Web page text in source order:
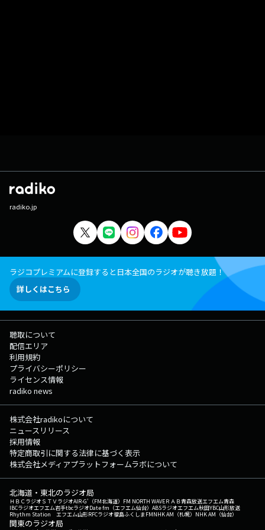
radiko.jp
ラジコプレミアムに登録すると日本全国のラジオが聴き放題！
詳しくはこちら
聴取について
配信エリア
利用規約
プライバシーポリシー
ライセンス情報
radiko news
株式会社radikoについて
ニュースリリース
採用情報
特定商取引に関する法律に基づく表示
株式会社メディアプラットフォームラボについて
北海道・東北のラジオ局
ＨＢＣラジオＳＴＶラジオAIR-G'（FM北海道） FM NORTH WAVEＲＡＢ青森放送エフエム青森
IBCラジオエフエム岩手tbcラジオDate fm（エフエム仙台） ABSラジオエフエム秋田YBC山形放送
Rhythm Station エフエム山形RFCラジオ福島ふくしまFMNHK AM（札幌） NHK AM（仙台）
関東のラジオ局